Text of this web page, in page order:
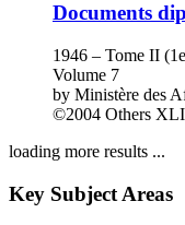
Documents
1946 – Tome II
Volume 7
by Ministère des
©2004 Others
loading more results ...
Key Subject Areas